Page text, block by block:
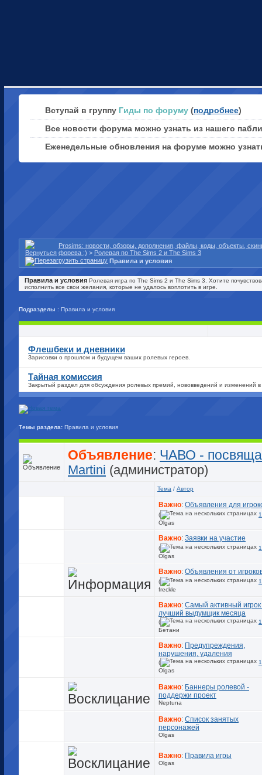
Вступай в группу Гиды по форуму (подробнее)
Все новости форума можно узнать из нашего
Еженедельные обновления на форуме можно
Prosims: новости, обзоры, дополнения, файлы, коды, объекты,
форева ;) > Ролевая по The Sims 2 и The Sims 3
Правила и условия
Правила и условия Ролевая игра по The Sims 2 и The Sims 3. Хотите
исполнить все свои желания, которые не удалось воплотить в игре.
Подразделы : Правила и условия
Флешбеки и дневники
Зарисовки о прошлом и будущем ваших ролевых героев.
Тайная комиссия
Закрытый раздел для обсуждения ролевых премий, нововведений и изменений
Темы раздела: Правила и условия
Объявление: ЧАВО -
Martini (администратор)
Тема / Автор
Важно: Объявления для
(
1
Olgas
Важно: Заявки на участие
(
1
Olgas
Важно: Объявления от
(
1
freckle
Важно: Самый активный игрок
лучший выдумщик месяца
(
1
Бетани
Важно: Предупреждения,
нарушения, удаления
(
1
Olgas
Важно: Баннеры ролевой -
поддержи проект
Neptuna
Важно: Список занятых
персонажей
Olgas
Важно: Правила игры
Olgas